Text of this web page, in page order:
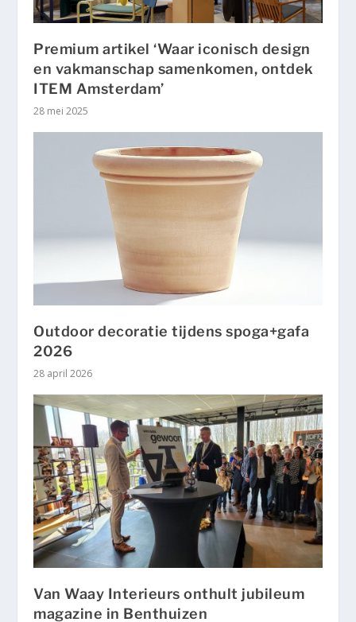
Premium artikel ‘Waar iconisch design
en vakmanschap samenkomen, ontdek
ITEM Amsterdam’
28 mei 2025
Outdoor decoratie tijdens spoga+gafa
2026
28 april 2026
Van Waay Interieurs onthult jubileum
magazine in Benthuizen